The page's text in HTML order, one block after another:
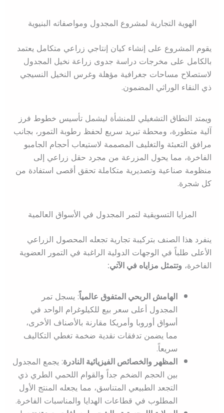
الهوية التجارية لمشروع المجدول ومواصفاته البنيوية
يقوم المشروع على إنشاء كيان إنتاجي زراعي متكامل يعتمد
بالكامل على مخرجات دراسة جدوى زراعة نخيل المجدول
لاستصلاح مساحات جغرافية مؤهلة وغرس النخيل النسيجي
ذي النقاء الوراثي المضمون.
ويمتد النطاق التشغيلي للمنشأة ليشمل تأسيس خطوط فرز
آلية متطورة، ومحطة تبريد سريع لحفظ رطوبة التمور، بجانب
مرافق التعبئة والتغليف المصممة لاستيعاب أحجام الجامبو
الفاخرة، مما يحول المزرعة من مجرد حقل زراعي إلى
منظومة صناعية وتصديرية متكاملة تحقق أقصى استفادة من
كل شجرة.
المزايا التسويقية لتمر المجدول في الأسواق العالمية
ينفرد هذا الصنف بتركيبة تجارية تجعله المحصول الزراعي
الأعلى طلباً في الوجهات الدولية الراغبة في التمور العضوية
الفاخرة، وتتمثل مزاياه في الآتي:
الهامش الربحي المتفوق عالمياً: يسجل تمر
المجدول أعلى سعر بيع للكيلوغرام الواحد في
أسواق أوروبا وأمريكا مقارنة بالأصناف الأخرى،
مما يضمن تدفقات نقدية ضخمة تغطي التكاليف
سريعاً.
المظهر والخصائص الفيزيائية النادرة: يجمع المجدول
بين الحجم الضخم جداً والقوام اللحمي الطري ذي
التجعد الطبيعي المتناسق، مما يجعله المنتج الأول
المطلوب في قطاعات الهدايا والمناسبات الفاخرة.